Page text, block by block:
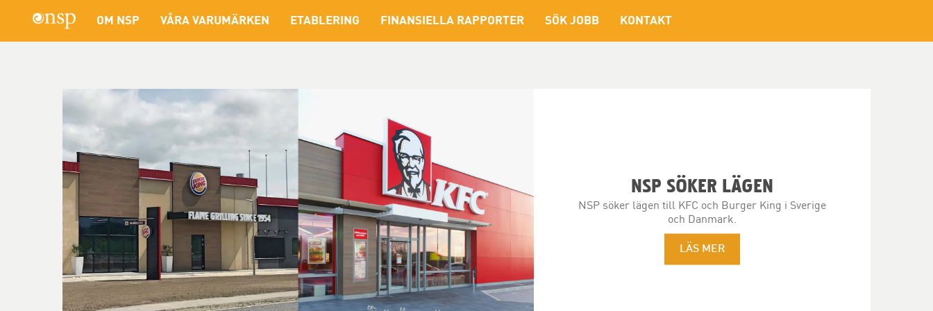
OM NSP VÅRA VARUMÄRKEN ETABLERING FINANSIELLA RAPPORTER SÖK JOBB KONTAKT
NSP SÖKER LÄGEN
NSP söker lägen till KFC och Burger King i Sverige
och Danmark.
LÄS MER